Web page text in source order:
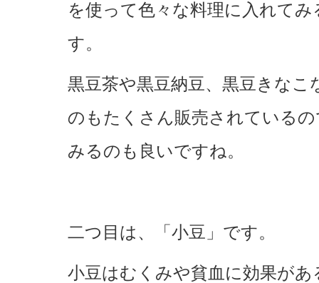
を使って色々な料理に入れて
す。
黒豆茶や黒豆納豆、黒豆きな
のもたくさん販売されている
みるのも良いですね。
二つ目は、「小豆」です。
小豆はむくみや貧血に効果があ